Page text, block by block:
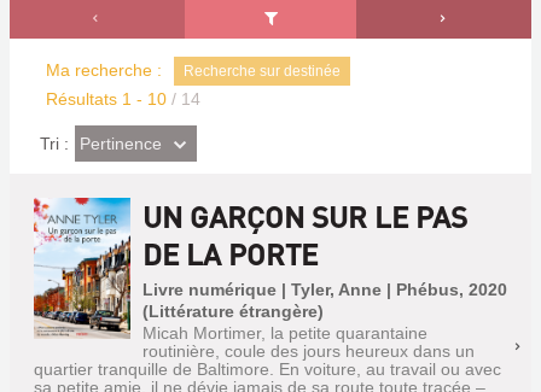
Ma recherche : Recherche sur destinée
Résultats 1 - 10 / 14
Tri : (Effet
imédiat)
Pertinence
UN GARÇON SUR LE PAS
DE LA PORTE
Livre numérique | Tyler, Anne | Phébus, 2020
(Littérature étrangère)
Micah Mortimer, la petite quarantaine
routinière, coule des jours heureux dans un
quartier tranquille de Baltimore. En voiture, au travail ou avec
sa petite amie, il ne dévie jamais de sa route toute tracée –